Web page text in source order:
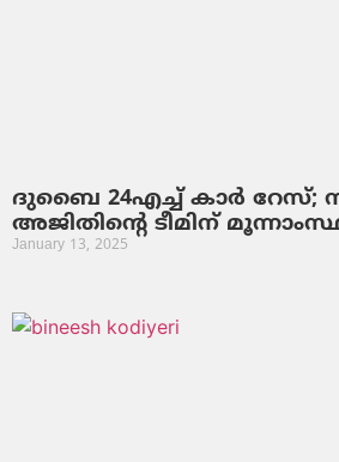
ദുബൈ 24എച്ച്​ കാർ റേസ്;
അജിതിന്‍റെ ടീമിന്
January 13, 2025